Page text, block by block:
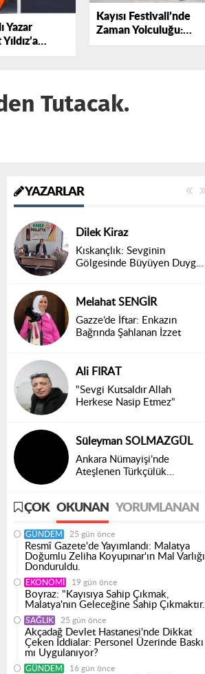
Yazar
Çifte
Kayısı Festivali’nde
Zaman Yolculuğu:
Klasik Mercedesler
Tutacak.
YAZARLAR
Dilek Kiraz
Kıskançlık: Sevginin
Gölgesinde Büyüyen Duygu,
Melahat SENGİR
Gazze’de İftar: Enkazın
Bağrında Şahlanan İzzet
Ali FIRAT
"Sevgi Kutsaldır Allah
Herkese Nasip Etmez"
Süleyman SOLMAZGÜL
Ankara Nümayişi’nde
Ateşlenen Türkçülük
ÇOK OKUNAN YORUMLANAN
GÜNDEM 25 gün önce
Resmî Gazete'de Yayımlandı: Malatya
Doğumlu Zeliha Koyupınar'ın Mal Varlığı
Donduruldu.
EKONOMI 19 gün önce
Boyraz: "Kayısıya Sahip Çıkmak,
Malatya'nın Geleceğine Sahip Çıkmaktır.
SAĞLIK 25 gün önce
Akçadağ Devlet Hastanesi'nde Dikkat
Çeken İddialar: Personel Üzerinde Baskı
mı Uygulanıyor?
GÜNDEM 16 gün önce